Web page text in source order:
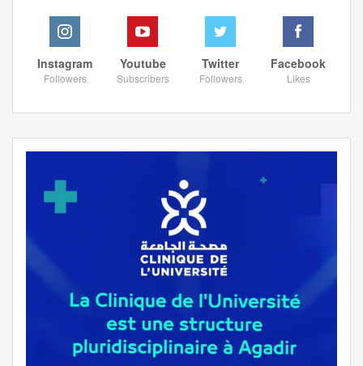
Facebook
Likes
Twitter
Followers
Youtube
Subscribers
Instagram
Followers